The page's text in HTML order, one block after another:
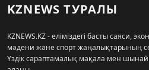
KZNEWS ТУРАЛЫ
KZNEWS.KZ - еліміздегі басты саяси,
мәдени және спорт жаңалықтарының
Үздік сараптамалық мақала мен